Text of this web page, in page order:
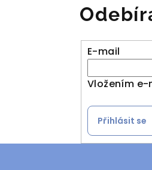
E-mail
Vložením
Přihlásit se